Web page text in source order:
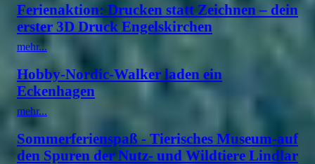
Ferienaktion: Drucken statt Zeichnen – dein
erster 3D Druck Engelskirchen
mehr...
Hobby-Nordic-Walker laden ein
Eckenhagen
mehr...
Sommerferienspaß - Tierisches Museum-auf
den Spuren der Nutz- und Wildtiere Lindlar